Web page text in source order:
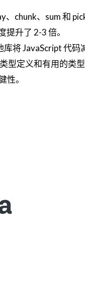
chunk、sum 和 pick
升了 2-3 倍。
将 JavaScript 代码
型定义和有用的类
性。